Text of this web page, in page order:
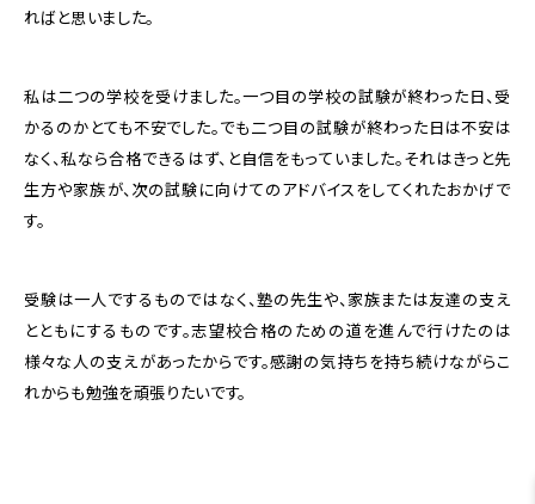
ればと思いました。
私は二つの学校を受けました。一つ目の学校の試験が終わった日、受
かるのかとても不安でした。でも二つ目の試験が終わった日は不安は
なく、私なら合格できるはず、と自信をもっていました。それはきっと先
生方や家族が、次の試験に向けてのアドバイスをしてくれたおかげで
す。
受験は一人でするものではなく、塾の先生や、家族または友達の支え
とともにするものです。志望校合格のための道を進んで行けたのは
様々な人の支えがあったからです。感謝の気持ちを持ち続けながらこ
れからも勉強を頑張りたいです。